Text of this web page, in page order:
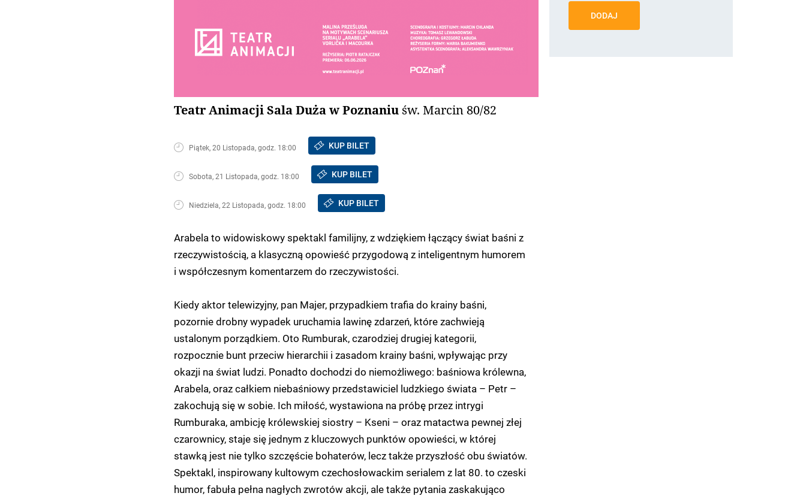
Teatr Animacji Sala Duża w Poznaniu św. Marcin 80/82
Piątek, 20 Listopada, godz. 18:00 KUP BILET
Sobota, 21 Listopada, godz. 18:00 KUP BILET
Niedziela, 22 Listopada, godz. 18:00 KUP BILET
Arabela to widowiskowy spektakl familijny, z wdziękiem łączący świat baśni z
rzeczywistością, a klasyczną opowieść przygodową z inteligentnym humorem
i współczesnym komentarzem do rzeczywistości.
Kiedy aktor telewizyjny, pan Majer, przypadkiem trafia do krainy baśni,
pozornie drobny wypadek uruchamia lawinę zdarzeń, które zachwieją
ustalonym porządkiem. Oto Rumburak, czarodziej drugiej kategorii,
rozpocznie bunt przeciw hierarchii i zasadom krainy baśni, wpływając przy
okazji na świat ludzi. Ponadto dochodzi do niemożliwego: baśniowa królewna,
Arabela, oraz całkiem niebaśniowy przedstawiciel ludzkiego świata – Petr –
zakochują się w sobie. Ich miłość, wystawiona na próbę przez intrygi
Rumburaka, ambicję królewskiej siostry – Kseni – oraz matactwa pewnej złej
czarownicy, staje się jednym z kluczowych punktów opowieści, w której
stawką jest nie tylko szczęście bohaterów, lecz także przyszłość obu światów.
Spektakl, inspirowany kultowym czechosłowackim serialem z lat 80. to czeski
humor, fabuła pełna nagłych zwrotów akcji, ale także pytania zaskakująco
DODAJ